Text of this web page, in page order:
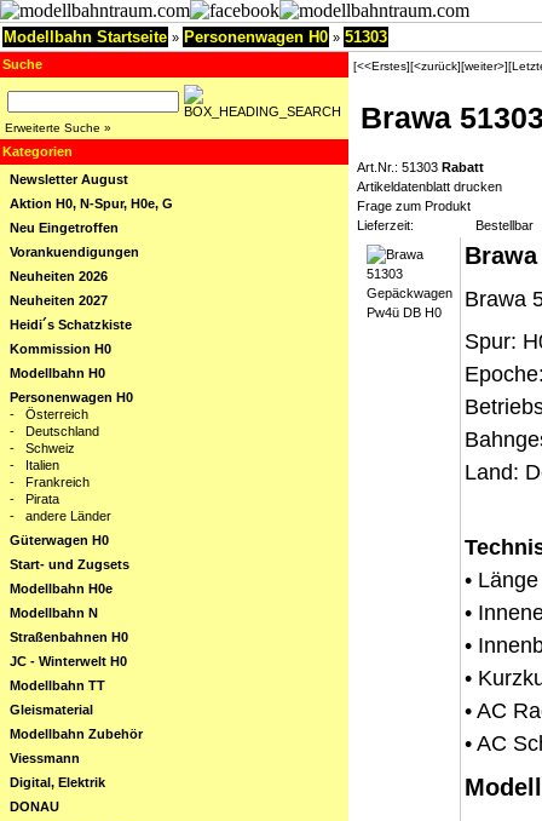
Modellbahn Startseite » Personenwagen H0 » 51303
Suche
Erweiterte Suche »
Kategorien
Newsletter August
Aktion H0, N-Spur, H0e, G
Neu Eingetroffen
Vorankuendigungen
Neuheiten 2026
Neuheiten 2027
Heidi´s Schatzkiste
Kommission H0
Modellbahn H0
Personenwagen H0
- Österreich
- Deutschland
- Schweiz
- Italien
- Frankreich
- Pirata
- andere Länder
Güterwagen H0
Start- und Zugsets
Modellbahn H0e
Modellbahn N
Straßenbahnen H0
JC - Winterwelt H0
Modellbahn TT
Gleismaterial
Modellbahn Zubehör
Viessmann
Digital, Elektrik
DONAU
[<<Erstes][<zurück][weiter>]
Brawa
Art.Nr.: 51303 Rabatt
Artikeldatenblatt drucken
Frage zum Produkt
Lieferzeit:
Bestellbar
Brawa
Spur:
Land:
•
•
•
•
• AC
• AC